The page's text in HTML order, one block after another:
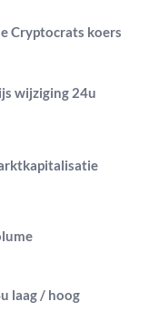
Cryptocrats koers
wijziging 24u
laag / hoog